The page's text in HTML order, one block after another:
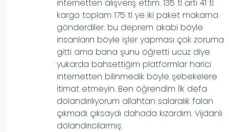
internetten alışveriş ettim. 135 tl artı 41 tl
kargo toplam 175 tl ye iki paket makarna
gönderdiler. bu deprem akabi böyle
insanların böyle işler yapması çok zoruma
gitti ama bana şunu öğretti ucuz diye
yukarda bahsettiğim platformlar harici
internetten bilinmedik böyle şebekelere
itimat etmeyin. Ben öğrendim İlk defa
dolandırılıyorum allahtan salaralık falan
çıkmadı çıksaydı dahada kızardım. Vijdanlı
dolandırıcılarmış.